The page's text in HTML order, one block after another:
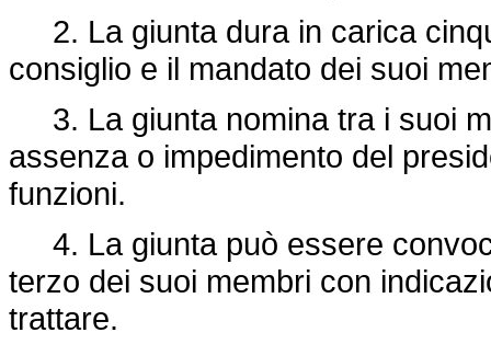
2. La giunta dura in carica
consiglio e il mandato dei suoi
3. La giunta nomina tra i suoi
assenza o impedimento del
funzioni.
4. La giunta può essere
terzo dei suoi membri con
trattare.